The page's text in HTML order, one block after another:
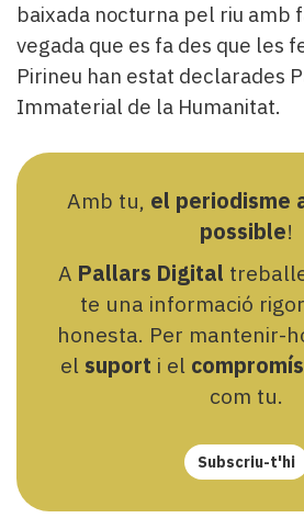
baixada nocturna pel riu amb
vegada que es fa des que les
Pirineu han estat declarades
Immaterial de la Humanitat.
Amb tu, el periodisme
possible!
A Pallars Digital
te una informació
honesta. Per mantenir-
el suport i el compromís
com tu.
Subscriu-t'hi